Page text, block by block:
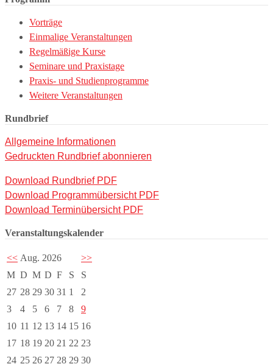
Vorträge
Einmalige Veranstaltungen
Regelmäßige Kurse
Seminare und Praxistage
Praxis- und Studienprogramme
Weitere Veranstaltungen
Rundbrief
Allgemeine Informationen
Gedruckten Rundbrief abonnieren
Download Rundbrief PDF
Download Programmübersicht PDF
Download Terminübersicht PDF
Veranstaltungskalender
<< Aug. 2026
>>
M D M D F S
S
27 28 29 30 31 1
2
3
4 5 6 7 8
9
10 11 12 13 14 15 16
17 18 19 20 21 22 23
24 25 26 27 28 29 30